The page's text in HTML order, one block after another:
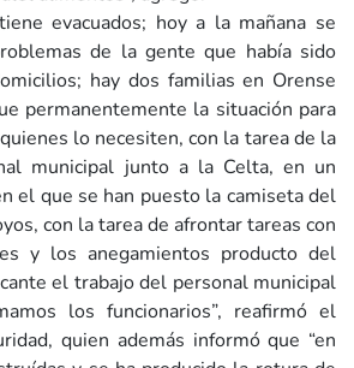
evacuados; hoy a la mañana se
de la gente que había sido
hay dos familias en Orense
permanentemente la situación para
lo necesiten, con la tarea de la
municipal junto a la Celta, en un
el que se han puesto la camiseta del
con la tarea de afrontar tareas con
y los anegamientos producto del
el trabajo del personal municipal
los funcionarios”, reafirmó el
quien además informó que “en